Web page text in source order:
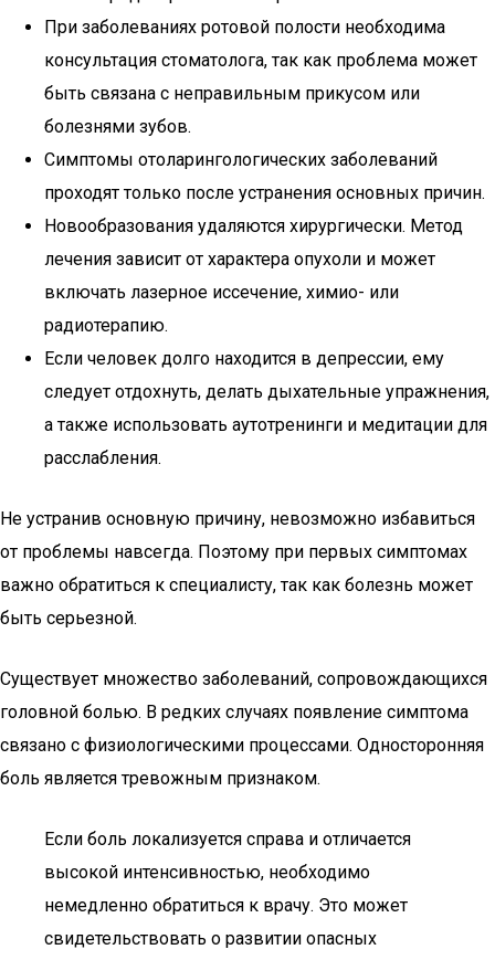
При заболеваниях ротовой полости необходима
консультация стоматолога, так как проблема может
быть связана с неправильным прикусом или
болезнями зубов.
Симптомы отоларингологических заболеваний
проходят только после устранения основных причин.
Новообразования удаляются хирургически. Метод
лечения зависит от характера опухоли и может
включать лазерное иссечение, химио- или
радиотерапию.
Если человек долго находится в депрессии, ему
следует отдохнуть, делать дыхательные упражнения,
а также использовать аутотренинги и медитации для
расслабления.
Не устранив основную причину, невозможно избавиться
от проблемы навсегда. Поэтому при первых симптомах
важно обратиться к специалисту, так как болезнь может
быть серьезной.
Существует множество заболеваний, сопровождающихся
головной болью. В редких случаях появление симптома
связано с физиологическими процессами. Односторонняя
боль является тревожным признаком.
Если боль локализуется справа и отличается
высокой интенсивностью, необходимо
немедленно обратиться к врачу. Это может
свидетельствовать о развитии опасных